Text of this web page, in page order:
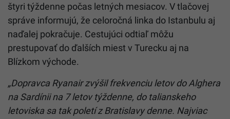
štyri týždenne počas letných mesiacov. V tlačovej
správe informujú, že celoročná linka do Istanbulu aj
naďalej pokračuje. Cestujúci odtiaľ môžu
prestupovať do ďalších miest v Turecku aj na
Blízkom východe.
„Dopravca Ryanair zvýšil frekvenciu letov do Alghera
na Sardínii na 7 letov týždenne, do talianskeho
letoviska sa tak poletí z Bratislavy denne. Najviac